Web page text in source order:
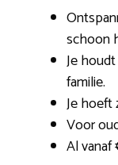
schoon
Je
familie.
Je hoeft
Voor
Al vanaf